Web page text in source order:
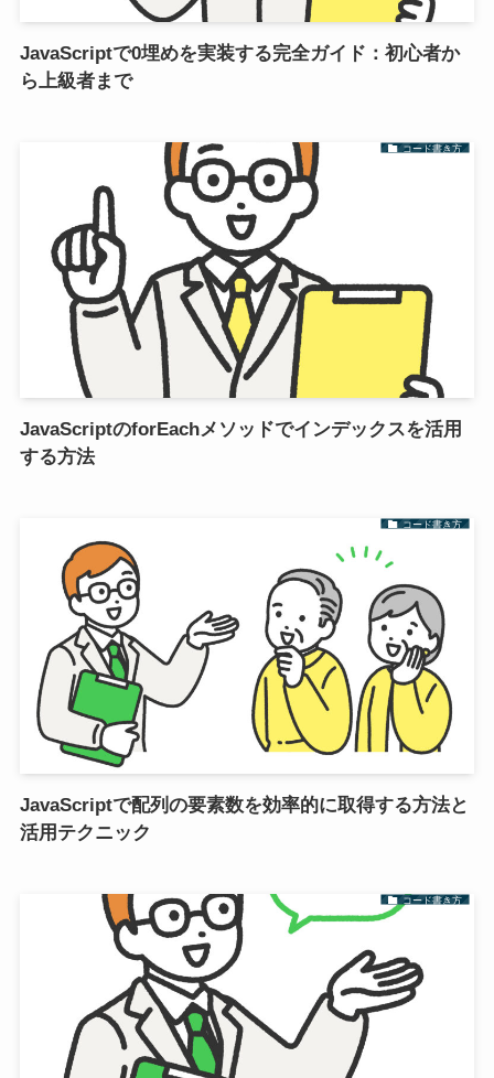
JavaScriptで0埋めを実装する完全ガイド：初心者か
ら上級者まで
コード書き方
JavaScriptのforEachメソッドでインデックスを活用
する方法
コード書き方
JavaScriptで配列の要素数を効率的に取得する方法と
活用テクニック
コード書き方